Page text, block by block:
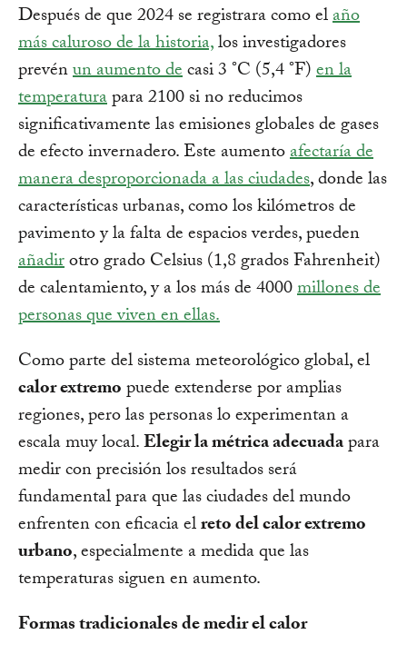
Después de que 2024 se registrara como elaño
más caluroso de la historia,los investigadores
prevénun aumento decasi 3 °C (5,4 °F)en la
temperaturapara 2100 si no reducimos
significativamente las emisiones globales de gases
de efecto invernadero. Este aumentoafectaría de
manera desproporcionada a las ciudades, donde las
características urbanas, como los kilómetros de
pavimento y la falta de espacios verdes, pueden
añadirotro grado Celsius (1,8 grados Fahrenheit)
de calentamiento, y a los más de 4000millones de
personas que viven en ellas.
Como parte del sistema meteorológico global, el
calor extremopuede extenderse por amplias
regiones, pero las personas lo experimentan a
escala muy local.Elegir la métrica adecuadapara
medir con precisión los resultados será
fundamental para que las ciudades del mundo
enfrenten con eficacia elreto del calor extremo
urbano, especialmente a medida que las
temperaturas siguen en aumento.
Formas tradicionales de medir el calor